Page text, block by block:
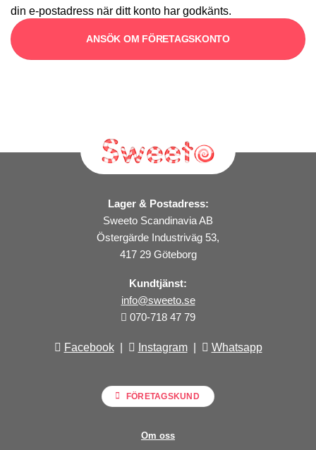
din e-postadress när ditt konto har godkänts.
ANSÖK OM FÖRETAGSKONTO
Lager & Postadress:
Sweeto Scandinavia AB
Östergärde Industriväg 53,
417 29 Göteborg
Kundtjänst:
info@sweeto.se
070-718 47 79
Facebook| Instagram| Whatsapp
FÖRETAGSKUND
Om oss